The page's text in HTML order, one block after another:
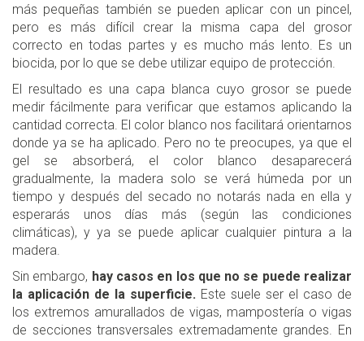
más pequeñas también se pueden aplicar con un pincel,
pero es más difícil crear la misma capa del grosor
correcto en todas partes y es mucho más lento. Es un
biocida, por lo que se debe utilizar equipo de protección.
El resultado es una capa blanca cuyo grosor se puede
medir fácilmente para verificar que estamos aplicando la
cantidad correcta. El color blanco nos facilitará orientarnos
donde ya se ha aplicado. Pero no te preocupes, ya que el
gel se absorberá, el color blanco desaparecerá
gradualmente, la madera solo se verá húmeda por un
tiempo y después del secado no notarás nada en ella y
esperarás unos días más (según las condiciones
climáticas), y ya se puede aplicar cualquier pintura a la
madera.
Sin embargo, hay casos en los que no se puede realizar
la aplicación de la superficie. Este suele ser el caso de
los extremos amurallados de vigas, mampostería o vigas
de secciones transversales extremadamente grandes. En